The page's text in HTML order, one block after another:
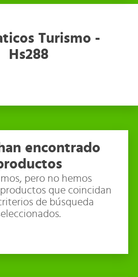
Turismo -
Hs288
encontrado
pero no hemos
que coincidan
de búsqueda